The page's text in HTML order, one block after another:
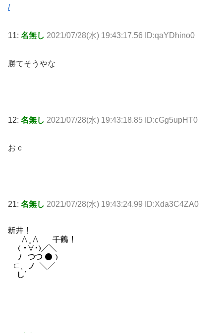
/
11: 名無し 2021/07/28(水) 19:43:17.56 ID:qaYDhino0
勝てそうやな
12: 名無し 2021/07/28(水) 19:43:18.85 ID:cGg5upHT0
おｃ
21: 名無し 2021/07/28(水) 19:43:24.99 ID:Xda3C4ZA0